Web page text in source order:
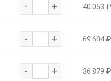
- + 40 053 ₽
- + 69 604 ₽
- + 36 879 ₽